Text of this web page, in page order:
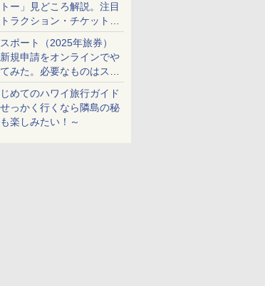
ー」見どころ解説。注目
ラクション・チケット手
来場前に必要な準備は？
ポート（2025年旅券）
規申請をオンラインでや
みた。必要なものはスマ
マイナカードのみ
めてのハワイ旅行ガイド
せっかく行くなら隣島の秘
楽しみたい！～